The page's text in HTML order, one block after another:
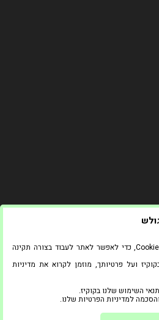
באתר זה אנו משתמשים בקבצי Cookies, כדי לאפשר לאתר לעבוד בצורה תקינה
ועל פרטיותך, מוזמן לקרוא את מדיניות
השימוש שלנו בקוקיז.
למדיניות הפרטיות שלנו.